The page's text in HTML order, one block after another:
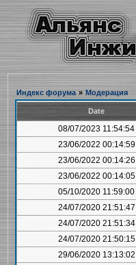
Индекс форума » Модерация
Date
08/07/2023 11:54:54
23/06/2022 00:14:59
23/06/2022 00:14:26
23/06/2022 00:14:05
05/10/2020 11:59:00
24/07/2020 21:51:47
24/07/2020 21:51:34
24/07/2020 21:50:15
29/06/2020 13:13:02